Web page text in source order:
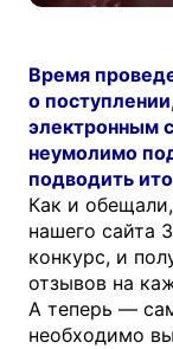
Время
о
электронным
неумолимо
подводить
Как и
нашего сайта
конкурс, и
отзывов на
А теперь —
необходимо